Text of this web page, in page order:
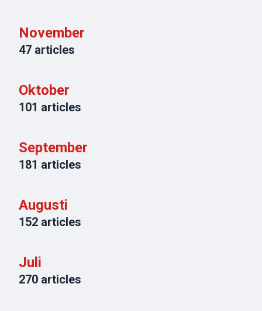
November
47 articles
Oktober
101 articles
September
181 articles
Augusti
152 articles
Juli
270 articles